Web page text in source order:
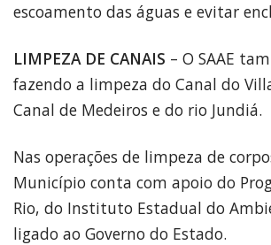
escoamento das águas e evitar
LIMPEZA DE CANAIS – O SAAE
fazendo a limpeza do Canal do
Canal de Medeiros e do rio Jundiá.
Nas operações de limpeza de
Município conta com apoio do
Rio, do Instituto Estadual do
ligado ao Governo do Estado.